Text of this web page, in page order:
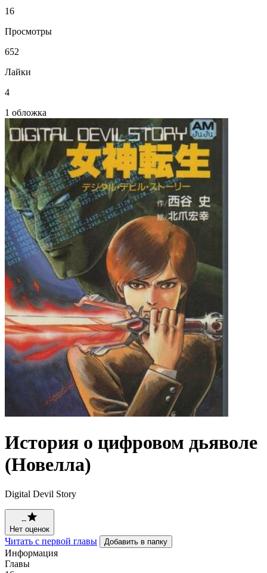
16
Просмотры
652
Лайки
4
1 обложка
История о цифровом дьяволе
(Новелла)
Digital Devil Story
--
Нет оценок
Читать с первой главы Добавить в папку
Информация
Главы